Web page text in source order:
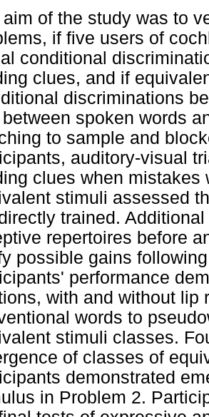
of the study was to
if five users of
conditional
clues, and if
discriminations
spoken words
to sample and
auditory-visual
clues when mistakes
stimuli assessed
trained.
repertoires before
possible gains
performance
with and without lip
words to
stimuli classes.
of classes of
demonstrated
in Problem 2.